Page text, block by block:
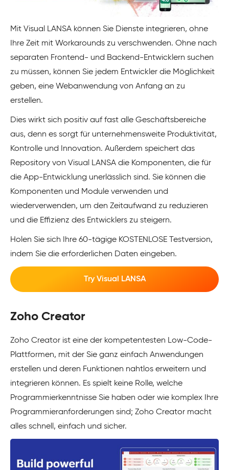
Mit Visual LANSA können Sie Dienste integrieren, ohne
Ihre Zeit mit Workarounds zu verschwenden. Ohne nach
separaten Frontend- und Backend-Entwicklern suchen
zu müssen, können Sie jedem Entwickler die Möglichkeit
geben, eine Webanwendung von Anfang an zu
erstellen.
Dies wirkt sich positiv auf fast alle Geschäftsbereiche
aus, denn es sorgt für unternehmensweite Produktivität,
Kontrolle und Innovation. Außerdem speichert das
Repository von Visual LANSA die Komponenten, die für
die App-Entwicklung unerlässlich sind. Sie können die
Komponenten und Module verwenden und
wiederverwenden, um den Zeitaufwand zu reduzieren
und die Effizienz des Entwicklers zu steigern.
Holen Sie sich Ihre 60-tägige KOSTENLOSE Testversion,
indem Sie die erforderlichen Daten eingeben.
Try Visual LANSA
Zoho Creator
Zoho Creator ist eine der kompetentesten Low-Code-
Plattformen, mit der Sie ganz einfach Anwendungen
erstellen und deren Funktionen nahtlos erweitern und
integrieren können. Es spielt keine Rolle, welche
Programmierkenntnisse Sie haben oder wie komplex Ihre
Programmieranforderungen sind; Zoho Creator macht
alles schnell, einfach und sicher.